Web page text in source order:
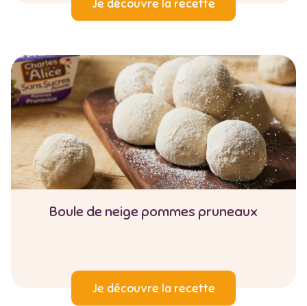
Je découvre la recette
Boule de neige pommes pruneaux
Je découvre la recette